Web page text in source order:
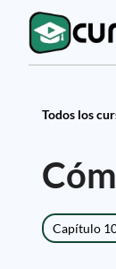
Todos los
Capítulo